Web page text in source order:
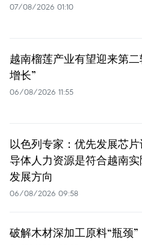
07/08/2026 01:10
越南榴莲产业有望迎来第
增长”
06/08/2026 11:55
以色列专家：优先发展芯
导体人力资源是符合越南
发展方向
06/08/2026 09:58
破解木材深加工原料“瓶颈”